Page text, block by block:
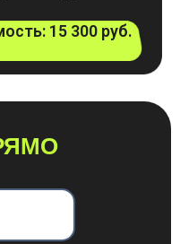
15 300 руб.